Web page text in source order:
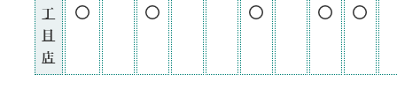
丁
目
店